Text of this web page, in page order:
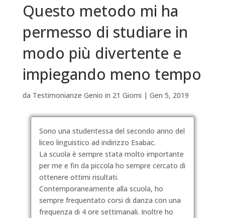
Questo metodo mi ha
permesso di studiare in
modo più divertente e
impiegando meno tempo
da Testimonianze Genio in 21 Giorni | Gen 5, 2019
Sono una studentessa del secondo anno del
liceo linguistico ad indirizzo Esabac.
La scuola è sempre stata molto importante
per me e fin da piccola ho sempre cercato di
ottenere ottimi risultati.
Contemporaneamente alla scuola, ho
sempre frequentato corsi di danza con una
frequenza di 4 ore settimanali. Inoltre ho